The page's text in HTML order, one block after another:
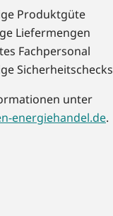
Produktgüte
Liefermengen
Fachpersonal
Sicherheitschecks
unter
energiehandel.de.